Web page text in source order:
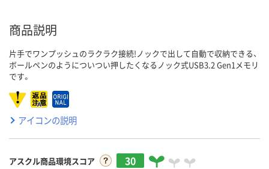
商品説明
片手でワンプッシュのラクラク接続!ノックで出して自動で収納できる、
ボールペンのようについつい押したくなるノック式USB3.2 Gen1メモリ
です。
アイコンの説明
アスクル商品環境スコア 30